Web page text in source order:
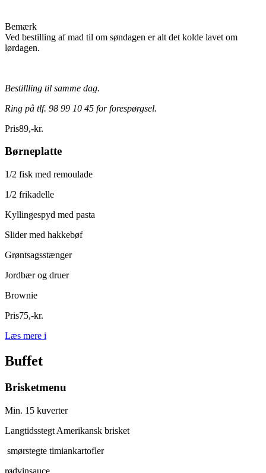
Bemærk
Ved bestilling af mad til om søndagen er alt det kolde lavet om
lørdagen.
Bestillling til samme dag.
Ring på tlf. 98 99 10 45 for forespørgsel.
Pris89,-kr.
Børneplatte
1/2 fisk med remoulade
1/2 frikadelle
Kyllingespyd med pasta
Slider med hakkebøf
Grøntsagsstænger
Jordbær og druer
Brownie
Pris75,-kr.
Læs mere i
Buffet
Brisketmenu
Min. 15 kuverter
Langtidsstegt Amerikansk brisket
smørstegte timiankartofler
rødvinsauce